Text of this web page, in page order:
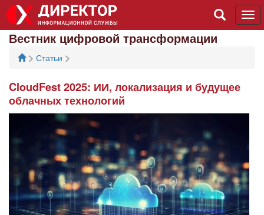
Вестник цифровой трансформации
> Статьи >
CloudFest 2025: ИИ, локализация и будущее
облачных технологий